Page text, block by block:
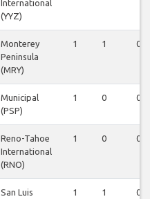
International
(YYZ)
Monterey
Peninsula
(MRY)
1 1 0
Municipal
(PSP)
1 0 0
Reno-Tahoe
International
(RNO)
1 0 0
San Luis
1 1 0